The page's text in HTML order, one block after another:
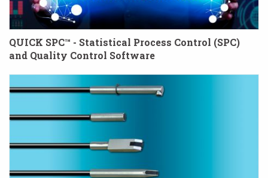
QUICK SPC™ - Statistical Process Control (SPC)
and Quality Control Software